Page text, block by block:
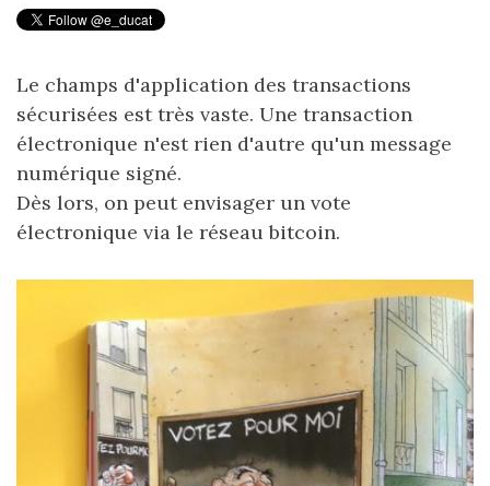
Le champs d'application des transactions
sécurisées est très vaste. Une transaction
électronique n'est rien d'autre qu'un message
numérique signé.
Dès lors, on peut envisager un vote
électronique via le réseau bitcoin.